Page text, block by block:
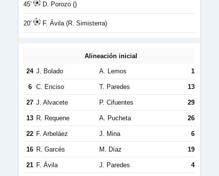
45' D. Porozo ()
20' F. Ávila (R. Simisterra)
Alineación inicial
24 J. Bolado A. Lemos 1
6 C. Enciso T. Paredes 13
27 J. Alvacete P. Cifuentes 29
13 R. Requene A. Pucheta 26
22 F. Arbeláez J. Mina 6
16 R. Garcés M. Díaz 19
21 F. Ávila J. Paredes 4